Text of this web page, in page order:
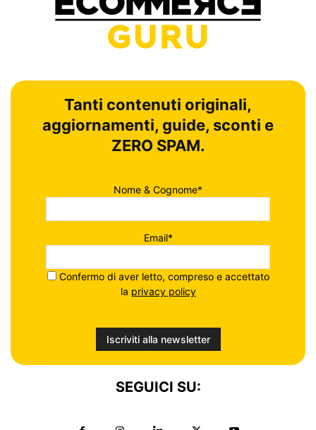
Tanti contenuti originali,
aggiornamenti, guide, sconti e
ZERO SPAM.
Nome & Cognome*
Email*
Confermo di aver letto, compreso e accettato
la privacy policy
SEGUICI SU: